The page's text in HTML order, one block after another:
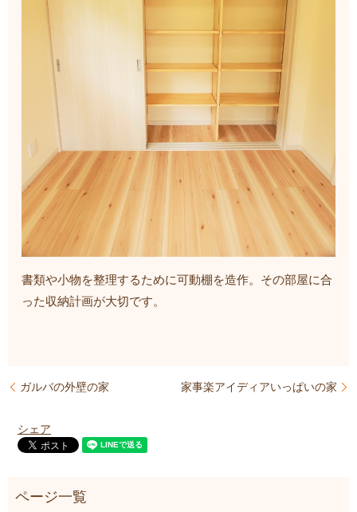
書類や小物を整理するために可動棚を造作。その部屋に合
った収納計画が大切です。
ガルバの外壁の家 家事楽アイディアいっぱいの家
シェア